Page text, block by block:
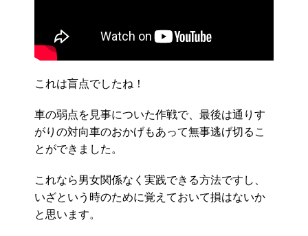
これは盲点でしたね！
車の弱点を見事についた作戦で、最後は通りす
がりの対向車のおかげもあって無事逃げ切るこ
とができました。
これなら男女関係なく実践できる方法ですし、
いざという時のために覚えておいて損はないか
と思います。